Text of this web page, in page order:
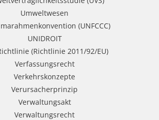
Umweltwesen
(UNFCCC)
UNIDROIT
(Richtlinie 2011/92/EU)
Verfassungsrecht
Verkehrskonzepte
Verursacherprinzip
Verwaltungsakt
Verwaltungsrecht